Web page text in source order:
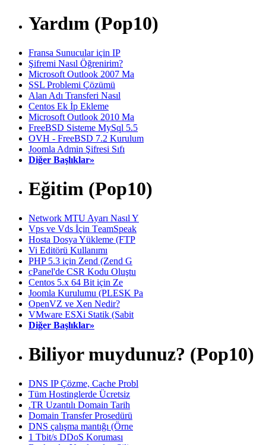
Yardım (Pop10)
Fransa Sunucular için IP
Şifremi Nasıl Öğrenirim?
Microsoft Outlook 2007 Ma
SSL Problemi Çözümü
Alan Adı Transferi Nasıl
Centos Ek İp Ekleme
Microsoft Outlook 2010 Ma
FreeBSD Sisteme MySql 5.5
OVH - FreeBSD 7.2 Kurulum
Joomla Admin Şifresi Sıfı
Diğer Başlıklar»
Eğitim (Pop10)
Network MTU Ayarı Nasıl Y
Vps ve Vds İçin TeamSpeak
Hosta Dosya Yükleme (FTP
Vi Editörü Kullanımı
PHP 5.3 için Zend (Zend G
cPanel'de CSR Kodu Oluştu
Centos 5.x 64 Bit için Ze
Joomla Kurulumu (PLESK Pa
OpenVZ ve Xen Nedir?
VMware ESXi Statik (Sabit
Diğer Başlıklar»
Biliyor muydunuz? (Pop10)
DNS IP Çözme, Cache Probl
Tüm Hostinglerde Ücretsiz
.TR Uzantılı Domain Tarih
Domain Transfer Prosedürü
DNS çalışma mantığı (Örne
1 Tbit/s DDoS Koruması